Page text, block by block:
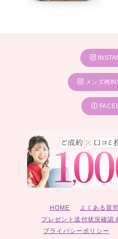
メンズ袴
HOME よくある質問
プレゼント送付状況確認
プライバシーポリシー